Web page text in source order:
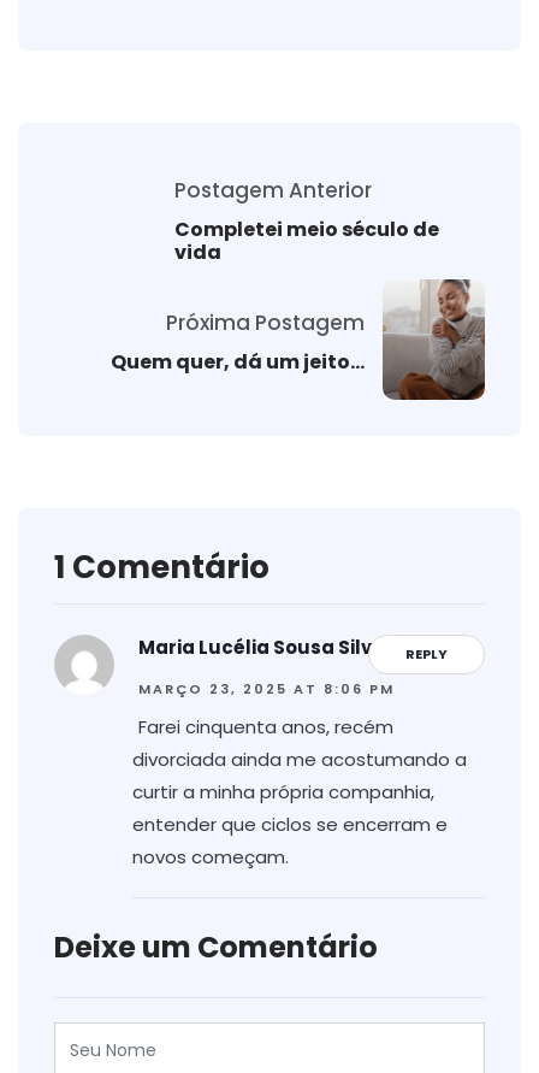
Postagem Anterior
Completei meio século de
vida
Próxima Postagem
Quem quer, dá um jeito…
1 Comentário
REPLY
Maria Lucélia Sousa Silva
MARÇO 23, 2025 AT 8:06 PM
Farei cinquenta anos, recém
divorciada ainda me acostumando a
curtir a minha própria companhia,
entender que ciclos se encerram e
novos começam.
Deixe um Comentário